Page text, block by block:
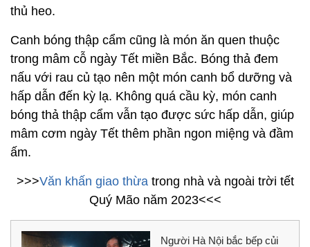
thủ heo.
Canh bóng thập cẩm cũng là món ăn quen thuộc
trong mâm cỗ ngày Tết miền Bắc. Bóng thả đem
nấu với rau củ tạo nên một món canh bổ dưỡng và
hấp dẫn đến kỳ lạ. Không quá cầu kỳ, món canh
bóng thả thập cẩm vẫn tạo được sức hấp dẫn, giúp
mâm cơm ngày Tết thêm phần ngon miệng và đầm
ấm.
>>>Văn khấn giao thừatrong nhà và ngoài trời tết
Quý Mão năm 2023<<<
Người Hà Nội bắc bếp củi